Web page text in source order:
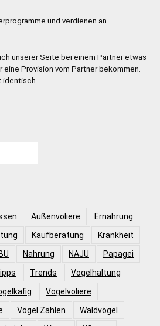
und verdienen an
unserer Seite bei einem Partner etwas
eine Provision vom Partner bekommen.
identisch.
Außenvoliere
Ernährung
Kaufberatung
Krankheit
Nahrung NAJU
Papagei
Trends
Vogelhaltung
Vogelvoliere
Vögel Zählen
Waldvögel